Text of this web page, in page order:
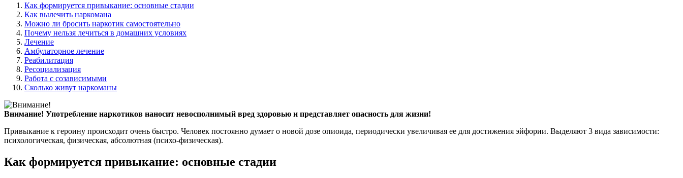
Как формируется привыкание: основные стадии
Как вылечить наркомана
Можно ли бросить наркотик самостоятельно
Почему нельзя лечиться в домашних условиях
Лечение
Амбулаторное лечение
Реабилитация
Ресоциализация
Работа с созависимыми
Сколько живут наркоманы
Внимание! Употребление наркотиков наносит невосполнимый вред здоровью и представляет опасность для жизни!
Привыкание к героину происходит очень быстро. Человек постоянно думает о новой дозе опиоида, периодически увеличивая ее для достижения эйфории. Выделяют 3 вида зависимости:
психологическая, физическая, абсолютная (психо-физическая).
Как формируется привыкание: основные стадии